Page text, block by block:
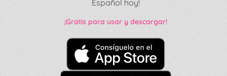
Español hoy!
¡Gratis para usar y descargar!